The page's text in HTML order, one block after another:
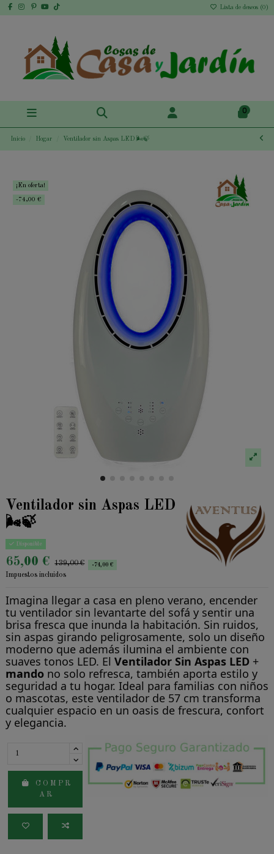
Lista de deseos (0 )
0
Inicio Hogar Ventilador sin Aspas LED 🌬️🍃
¡En oferta!
-74,00 €
Ventilador sin Aspas LED
🌬️🍃
Disponible
65,00 € 139,00 € -74,00 €
Impuestos incluidos
Imagina llegar a casa en pleno verano, encender
tu ventilador sin levantarte del sofá y sentir una
brisa fresca que inunda la habitación. Sin ruidos,
sin aspas girando peligrosamente, solo un diseño
moderno que además ilumina el ambiente con
suaves tonos LED. El Ventilador Sin Aspas LED +
mando no solo refresca, también aporta estilo y
seguridad a tu hogar. Ideal para familias con niños
o mascotas, este ventilador de 57 cm transforma
cualquier espacio en un oasis de frescura, confort
y elegancia.
C O M P R
A R